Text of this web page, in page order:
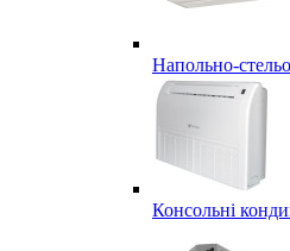
Напольно-
Консольні